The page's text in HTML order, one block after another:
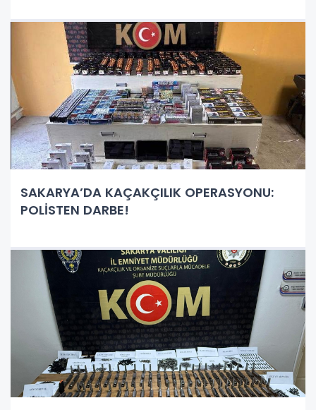
SAKARYA’DA KAÇAKÇILIK OPERASYONU:
POLİSTEN DARBE!